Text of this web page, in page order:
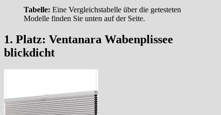
Tabelle: Eine Vergleichstabelle über die getesteten
Modelle finden Sie unten auf der Seite.
1. Platz: Ventanara Wabenplissee
blickdicht